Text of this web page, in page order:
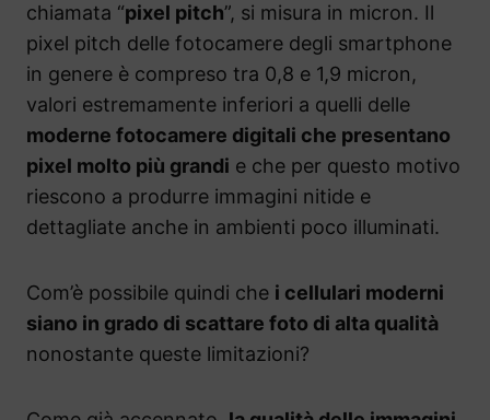
chiamata “pixel pitch”, si misura in micron. Il
pixel pitch delle fotocamere degli smartphone
in genere è compreso tra 0,8 e 1,9 micron,
valori estremamente inferiori a quelli delle
moderne fotocamere digitali che presentano
pixel molto più grandi e che per questo motivo
riescono a produrre immagini nitide e
dettagliate anche in ambienti poco illuminati.
Com’è possibile quindi che i cellulari moderni
siano in grado di scattare foto di alta qualità
nonostante queste limitazioni?